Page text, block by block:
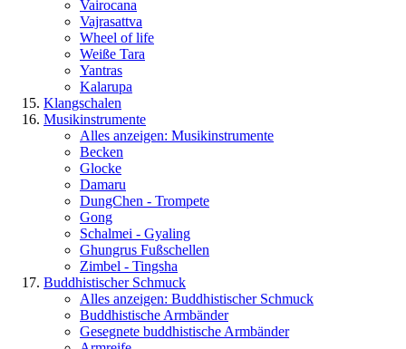
Vairocana
Vajrasattva
Wheel of life
Weiße Tara
Yantras
Kalarupa
Klangschalen
Musikinstrumente
Alles anzeigen: Musikinstrumente
Becken
Glocke
Damaru
DungChen - Trompete
Gong
Schalmei - Gyaling
Ghungrus Fußschellen
Zimbel - Tingsha
Buddhistischer Schmuck
Alles anzeigen: Buddhistischer Schmuck
Buddhistische Armbänder
Gesegnete buddhistische Armbänder